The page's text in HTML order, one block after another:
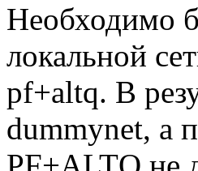
Необходимо
локальной
pf+altq. В
dummynet, а